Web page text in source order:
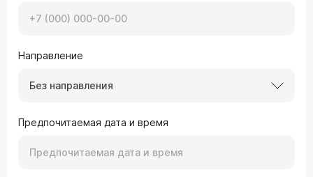
Направление
Без направления
Предпочитаемая дата и время